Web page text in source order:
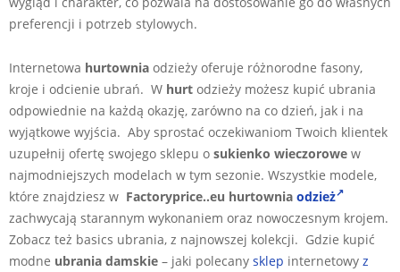
preferencji i potrzeb stylowych.
Internetowa hurtownia odzieży oferuje różnorodne fasony,
kroje i odcienie ubrań. W hurt odzieży możesz kupić ubrania
odpowiednie na każdą okazję, zarówno na co dzień, jak i na
wyjątkowe wyjścia. Aby sprostać oczekiwaniom Twoich klientek
uzupełnij ofertę swojego sklepu o sukienko wieczorowe w
najmodniejszych modelach w tym sezonie. Wszystkie modele,
które znajdziesz w Factoryprice..eu hurtownia odzież
zachwycają starannym wykonaniem oraz nowoczesnym krojem.
Zobacz też basics ubrania, z najnowszej kolekcji. Gdzie kupić
modne ubrania damskie – jaki polecany sklep internetowy z